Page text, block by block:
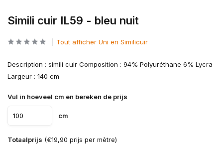
Simili cuir IL59 - bleu nuit
Tout afficher Uni en Similicuir
Description : simili cuir Composition : 94% Polyuréthane 6% Lycra
Largeur : 140 cm
Vul in hoeveel cm en bereken de prijs
cm
Totaalprijs (€19,90 prijs per mètre)